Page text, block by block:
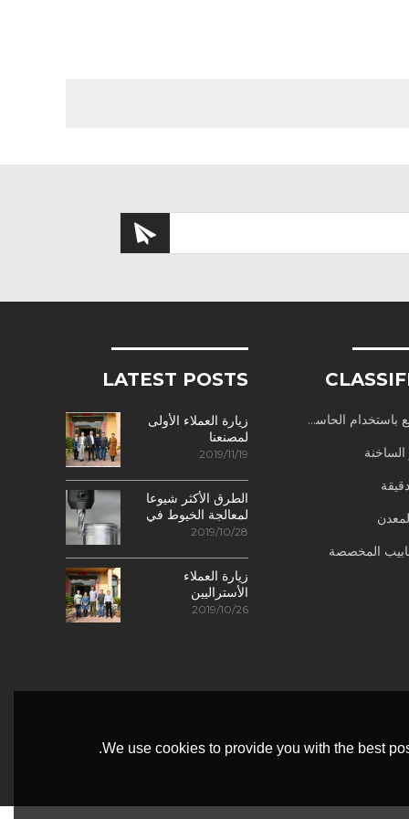
الحاسب الآلي
المخصصة
LATEST POSTS
زيارة العملاء الأولى
لمصنعنا
2019/11/19
الطرق الأكثر شيوعا
لمعالجة الخيوط في
مراكز التصنيع
الآلي
2019/10/28
زيارة العملاء
الأستراليين
2019/10/26
We use cookies to provide you with the best